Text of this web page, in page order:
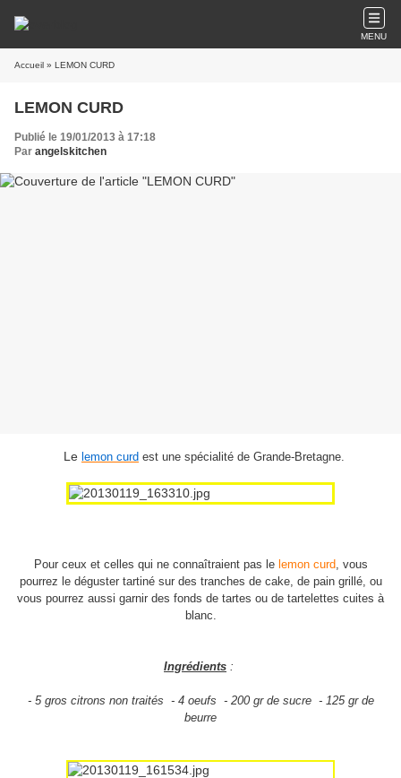
MENU
Accueil » LEMON CURD
LEMON CURD
Publié le 19/01/2013 à 17:18
Par angelskitchen
Le lemon curd est une spécialité de Grande-Bretagne.
Pour ceux et celles qui ne connaîtraient pas le lemon curd, vous
pourrez le déguster tartiné sur des tranches de cake, de pain grillé, ou
vous pourrez aussi garnir des fonds de tartes ou de tartelettes cuites à
blanc.
Ingrédients :
- 5 gros citrons non traités - 4 oeufs - 200 gr de sucre - 125 gr de
beurre